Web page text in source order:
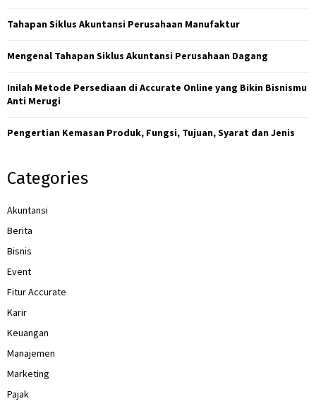
rTahapan Siklus Akuntansi Perusahaan Manufaktur
Mengenal Tahapan Siklus Akuntansi Perusahaan Dagang
Inilah Metode Persediaan di Accurate Online yang Bikin Bisnismu
Anti Merugi
Pengertian Kemasan Produk, Fungsi, Tujuan, Syarat dan Jenis
Categories
Akuntansi
Berita
Bisnis
Event
Fitur Accurate
Karir
Keuangan
Manajemen
Marketing
Pajak